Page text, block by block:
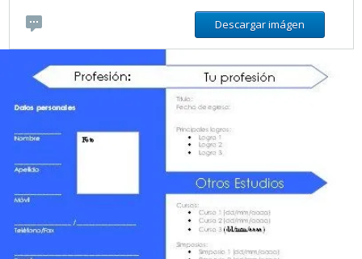
Descargar imágen